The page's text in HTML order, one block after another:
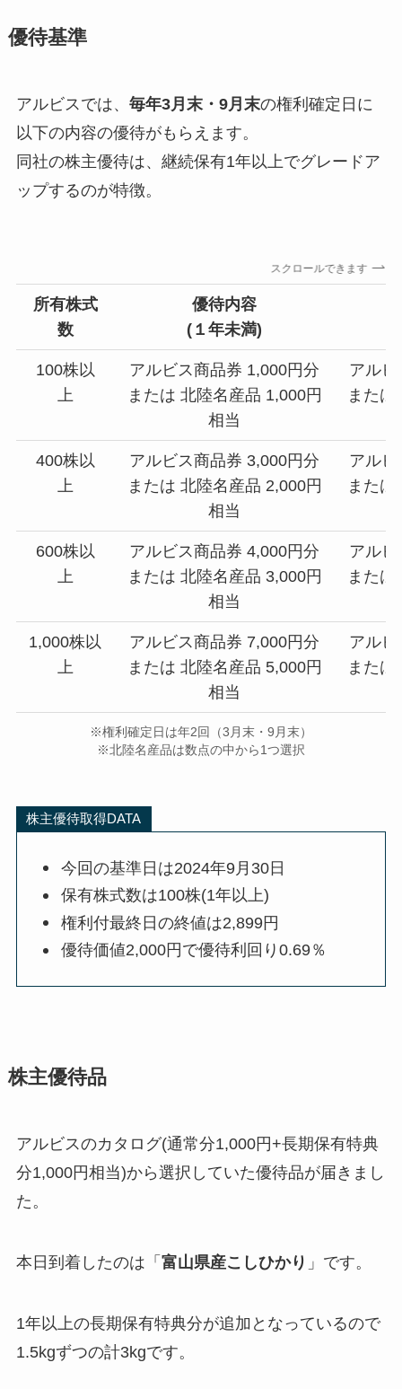
優待基準
アルビスでは、 毎年3月末・9月末の権利確定日に
以下の内容の優待がもらえます。
同社の株主優待は、継続保有1年以上でグレードア
ップするのが特徴。
スクロールできます
所有株式
数
優待内容
(１年未満)
100株以
上
アルビス商品券 1,000円分
または 北陸名産品 1,000円
相当
アル
また
400株以
上
アルビス商品券 3,000円分
または 北陸名産品 2,000円
相当
アル
また
600株以
上
アルビス商品券 4,000円分
または 北陸名産品 3,000円
相当
アル
また
1,000株以
上
アルビス商品券 7,000円分
または 北陸名産品 5,000円
相当
アル
また
※権利確定日は年2回（3月末・9月末）
※北陸名産品は数点の中から1つ選択
株主優待取得DATA
今回の基準日は2024年9月30日
保有株式数は100株(1年以上)
権利付最終日の終値は2,899円
優待価値2,000円で優待利回り0.69％
株主優待品
アルビスのカタログ(通常分1,000円+長期保有特典
分1,000円相当)から選択していた優待品が届きまし
た。
本日到着したのは「 富山県産こしひかり 」です。
1年以上の長期保有特典分が追加となっているので
1.5kgずつの計3kgです。